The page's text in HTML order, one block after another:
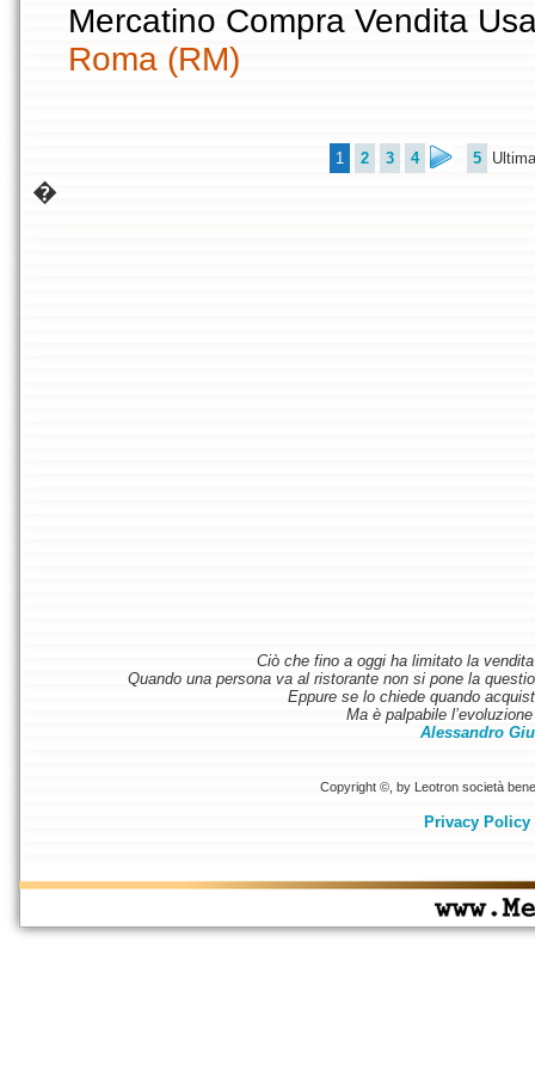
Mercatino Compra Vendita
Roma (RM)
1 2 3 4 5 Ultima
�
Ciò che fino a oggi ha limitato la
Quando una persona va al ristorante non si pone la
Eppure se lo chiede quando
Ma è palpabile
Alessandro
Copyright ©, by Leotron società
Privacy Policy